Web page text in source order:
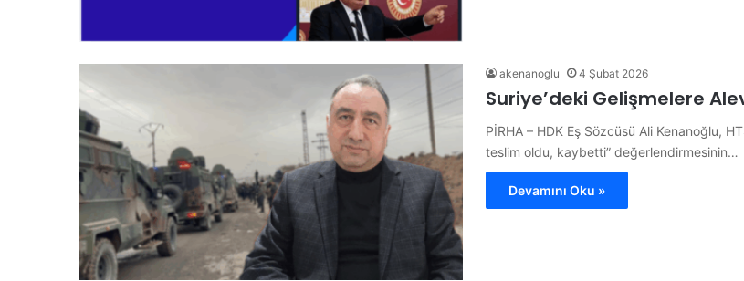
akenanoglu 4 Şubat 2026
Suriye’deki Gelişmelere
PİRHA – HDK Eş Sözcüsü Ali Kenanoğlu,
teslim oldu, kaybetti” değerlendirmesinin…
Devamını Oku »